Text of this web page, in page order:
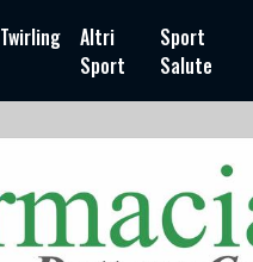
Twirling
Altri
Sport
Sport
Salute